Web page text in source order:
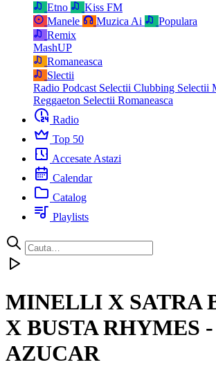
Etno
Kiss FM
Manele
Muzica Ai
Populara
Remix
MashUP
Romaneasca
Slectii
Radio Podcast Selectii Clubbing Selectii
Reggaeton Selectii Romaneasca
Radio
Top 50
Accesate Astazi
Calendar
Catalog
Playlists
MINELLI X SATRA
X BUSTA RHYMES -
AZUCAR